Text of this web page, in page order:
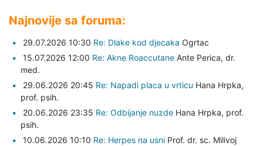
Najnovije sa foruma:
29.07.2026 10:30 Re: Dlake kod djecaka Ogrtac
15.07.2026 12:00 Re: Akne Roaccutane Ante Perica, dr.
med.
29.06.2026 20:45 Re: Napadi placa u vrticu Hana Hrpka,
prof. psih.
20.06.2026 23:35 Re: Odbijanje nuzde Hana Hrpka, prof.
psih.
10.06.2026 10:10 Re: Herpes na usni Prof. dr. sc. Milivoj